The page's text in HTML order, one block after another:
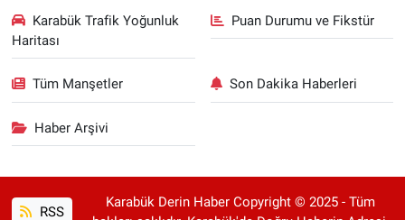
Karabük Trafik Yoğunluk
Haritası
Puan Durumu ve Fikstür
Tüm Manşetler Son Dakika Haberleri
Haber Arşivi
RSS
Karabük Derin Haber Copyright © 2025 - Tüm